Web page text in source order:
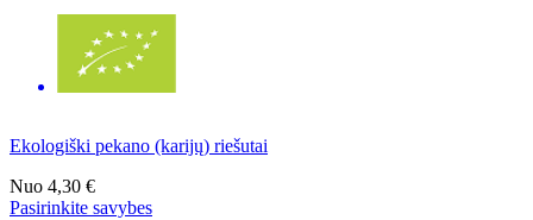
Ekologiški pekano (karijų) riešutai
Nuo 4,30 €
Pasirinkite savybes